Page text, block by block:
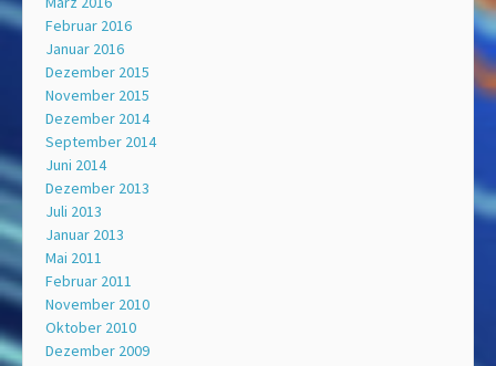
Februar 2016
Januar 2016
Dezember 2015
November 2015
Dezember 2014
September 2014
Juni 2014
Dezember 2013
Juli 2013
Januar 2013
Mai 2011
Februar 2011
November 2010
Oktober 2010
Dezember 2009